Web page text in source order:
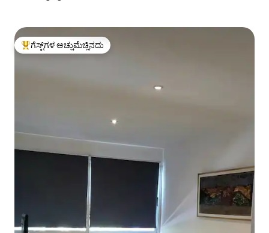
ಗೆಸ್ಟ್‌ಗಳಿಗೆ ಅತಿ ಹೆಚ್ಚು ಅಚ್ಚುಮೆಚ್ಚಿನದು
ಗೆಸ್ಟ್‌ಗಳ ಅಚ್ಚುಮೆಚ್ಚಿನದು